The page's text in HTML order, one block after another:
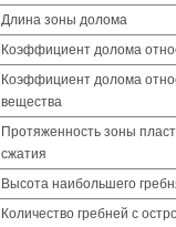
Длина зоны долома
Коэффициент долома
Коэффициент долома
вещества
Протяженность зоны
сжатия
Высота наибольшего
Количество гребней с